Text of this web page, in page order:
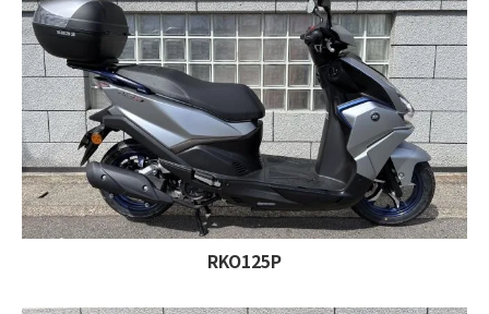
RKO125P